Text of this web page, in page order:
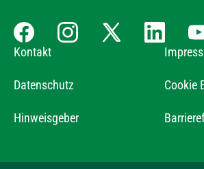
Kontakt
Datenschutz Cookie
Hinweisgeber